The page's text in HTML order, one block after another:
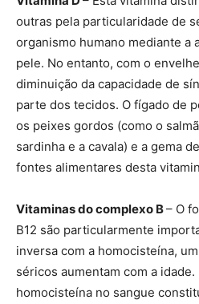
outras pela particularidade de
organismo humano mediante a
pele. No entanto, com o
diminuição da capacidade de
parte dos tecidos. O fígado de
os peixes gordos (como o
sardinha e a cavala) e a gema
fontes alimentares desta
Vitaminas do complexo B– O
B12 são particularmente
inversa com a homocisteína,
séricos aumentam com a
homocisteína no sangue